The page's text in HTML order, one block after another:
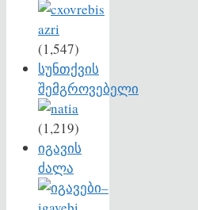
(1,547)
სუნთქვის
შემგროვებელი
(1,219)
იგავის
ძალა